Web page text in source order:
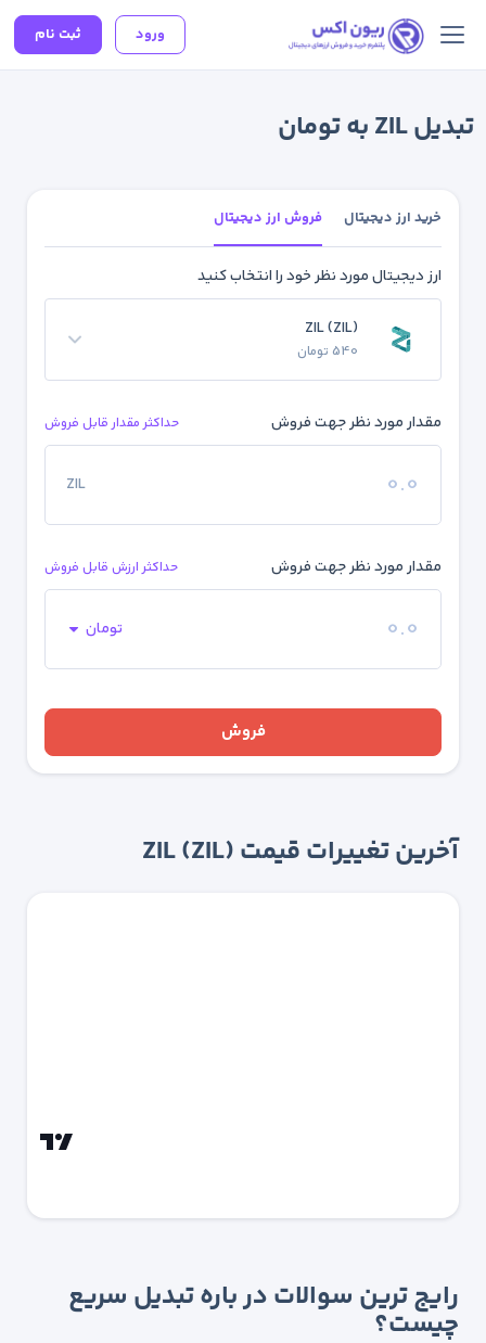
ورود ثبت نام
تبدیل ZIL به تومان
خرید ارز دیجیتال فروش ارز دیجیتال
ارز دیجیتال مورد نظر خود را انتخاب کنید
ZIL (ZIL)
540 تومان
مقدار مورد نظر جهت فروش حداکثر مقدار قابل فروش
ZIL
مقدار مورد نظر جهت فروش حداکثر ارزش قابل فروش
تومان
فروش
آخرین تغییرات قیمت ZIL (ZIL)
رایج ترین سوالات در باره تبدیل سریع
چیست؟